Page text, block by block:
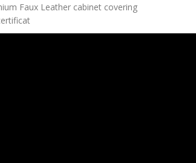
Faux Leather cabinet covering